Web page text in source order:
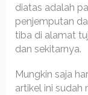
diatas adalah
penjemputan
tiba di alamat
dan sekitarnya.
Mungkin saja
artikel ini sudah